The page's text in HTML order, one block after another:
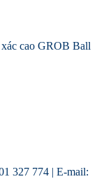
cao GROB Ball
327 774 | E-mail: